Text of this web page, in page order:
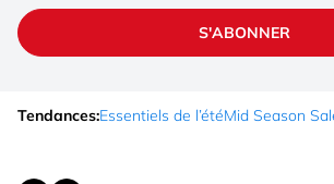
S'ABONNER
Tendances:Essentiels de l’étéMid Season